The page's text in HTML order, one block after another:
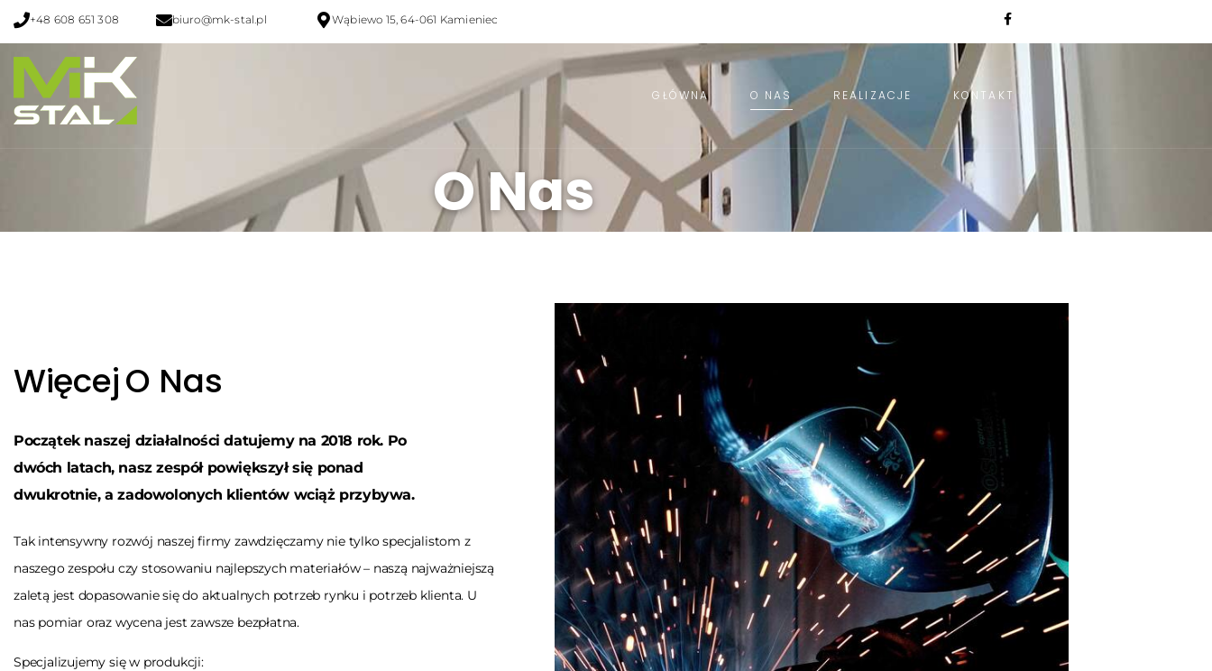
+48 608 651 308 biuro@mk-stal.pl Wąbiewo 15, 64-061 Kamieniec
GŁÓWNA O NAS REALIZACJE KONTAKT
O Nas
WięcejO Nas
Początek naszej działalności datujemy na 2018 rok. Po
dwóch latach, nasz zespół powiększył się ponad
dwukrotnie, a zadowolonych klientów wciąż przybywa.
Tak intensywny rozwój naszej firmy zawdzięczamy nie tylko specjalistom z
naszego zespołu czy stosowaniu najlepszych materiałów – naszą najważniejszą
zaletą jest dopasowanie się do aktualnych potrzeb rynku i potrzeb klienta. U
nas pomiar oraz wycena jest zawsze bezpłatna.
Specjalizujemy się w produkcji: